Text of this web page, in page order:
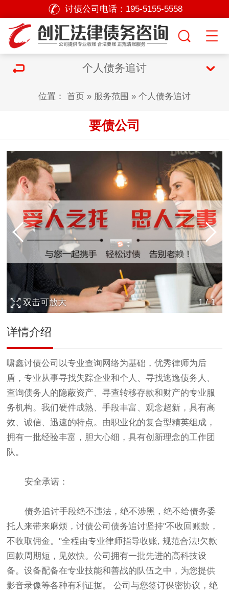
讨债公司电话： 195-5155-5558
个人债务追讨
位置： 首页 » 服务范围 » 个人债务追讨
要债公司
1/1
双击可放大
详情介绍
啸鑫讨债公司 以专业查询网络为基础，优秀律师为后
盾，专业从事寻找失踪企业和个人、寻找逃逸债务人、
查询债务人的隐蔽资产、寻查转移存款和财产的专业服
务机构。我们硬件成熟、手段丰富、观念超新，具有高
效、诚信、迅速的特点。由职业化的复合型精英组成，
拥有一批经验丰富，胆大心细，具有创新理念的工作团
队。
安全承诺：
债务追讨手段绝不违法，绝不涉黑，绝不给债务委
托人来带来麻烦，讨债公司债务追讨坚持"不收回账款，
不收取佣金。"全程由专业律师指导收账, 规范合法!欠款
回款周期短，见效快。公司拥有一批先进的高科技设
备。设备配备在专业技能和善战的队伍之中，为您提供
影音录像等各种有利证据。 公司与您签订保密协议，绝